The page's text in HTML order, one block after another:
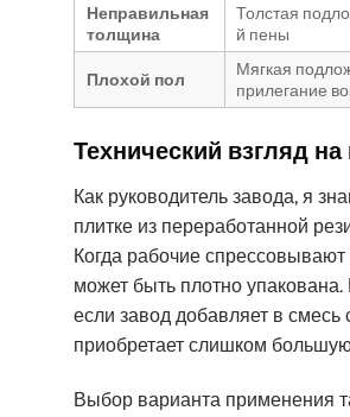
Неправильная
толщина
Толстая
й пены
Плохой пол
Мягкая
прилегание
Технический взгляд
Как руководитель завода, я
плитке из переработанной
Когда рабочие
может быть плотно упакована.
если завод добавляет в
приобретает слишком
Выбор варианта применения